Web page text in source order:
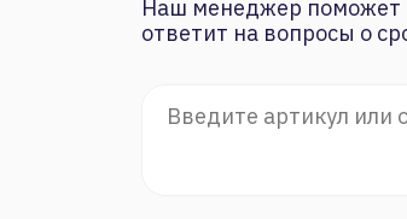
Наш менеджер поможет
ответит на вопросы о